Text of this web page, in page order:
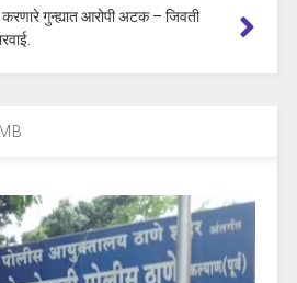
करणारे गुन्ह्यात आरोपी अटक – जिवती